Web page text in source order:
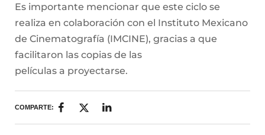
Es importante mencionar que este ciclo se
realiza en colaboración con el Instituto Mexicano
de Cinematografía (IMCINE), gracias a que
facilitaron las copias de las
películas a proyectarse.
COMPARTE: